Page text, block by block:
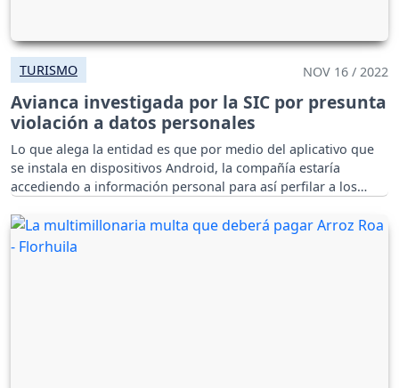
TURISMO NOV 16 / 2022
Avianca investigada por la SIC por presunta
violación a datos personales
Lo que alega la entidad es que por medio del aplicativo que
se instala en dispositivos Android, la compañía estaría
accediendo a información personal para así perfilar a los